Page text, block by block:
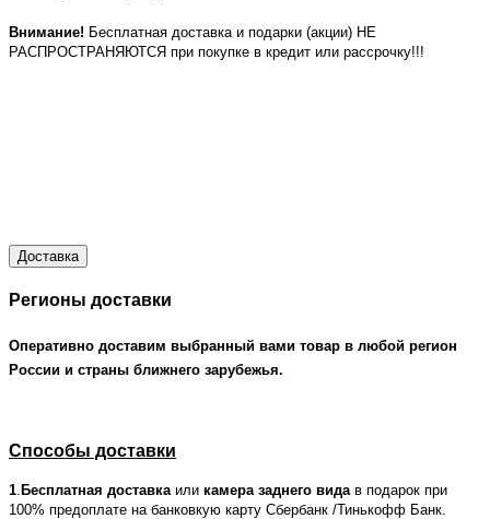
Внимание! Бесплатная доставка и подарки (акции) НЕ
РАСПРОСТРАНЯЮТСЯ при покупке в кредит или рассрочку!!!
Доставка
Регионы доставки
Оперативно доставим выбранный вами товар в любой регион
России и страны ближнего зарубежья.
Способы доставки
1 Бесплатная доставка или камера заднего вида в подарок при
100% предоплате на банковкую карту Сбербанк /Тинькофф Банк.